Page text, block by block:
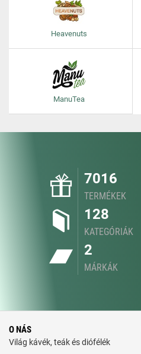
Heavenuts
ManuTea
7016
TERMÉKEK
128
KATEGÓRIÁK
2
MÁRKÁK
O NÁS
Világ kávék, teák és diófélék